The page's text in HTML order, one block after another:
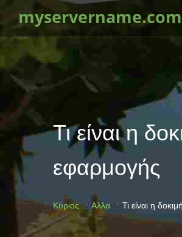
myservername.com
Τι είναι η
εφαρμογής
Κύριος Αλλα Τι είναι η